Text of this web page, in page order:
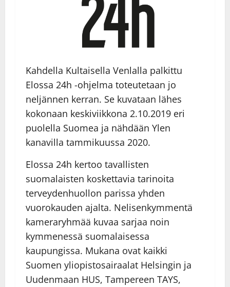
Kahdella Kultaisella Venlalla palkittu
Elossa 24h -ohjelma toteutetaan jo
neljännen kerran. Se kuvataan lähes
kokonaan keskiviikkona 2.10.2019 eri
puolella Suomea ja nähdään Ylen
kanavilla tammikuussa 2020.
Elossa 24h kertoo tavallisten
suomalaisten koskettavia tarinoita
terveydenhuollon parissa yhden
vuorokauden ajalta. Nelisenkymmentä
kameraryhmää kuvaa sarjaa noin
kymmenessä suomalaisessa
kaupungissa. Mukana ovat kaikki
Suomen yliopistosairaalat Helsingin ja
Uudenmaan HUS, Tampereen TAYS,